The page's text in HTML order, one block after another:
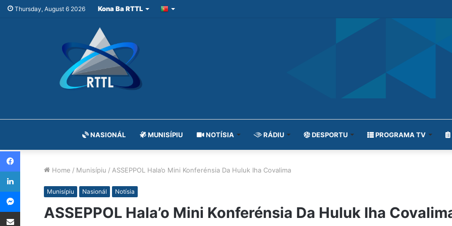
Thursday, August 6 2026 Kona Ba RTTL
NASIONÁL MUNISÍPIU NOTÍSIA RÁDIU DESPORTU PROGRAMA TV
Home / Munisípiu / ASSEPPOL Hala’o Mini Konferénsia Da Huluk Iha Covalima
Munisípiu Nasionál Notísia
ASSEPPOL Hala’o Mini Konferénsia Da Huluk Iha
Facebook
LinkedIn
Messenger